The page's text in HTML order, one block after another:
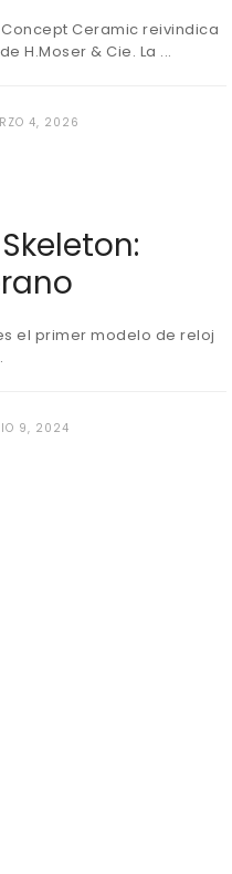
Ceramic reivindica
H.Moser & Cie. La ...
4, 2026
el primer modelo de reloj
9, 2024